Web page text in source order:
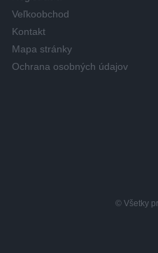
Veľkoobchod
Kontakt
Mapa stránky
Ochrana osobných údajov
© Všetky